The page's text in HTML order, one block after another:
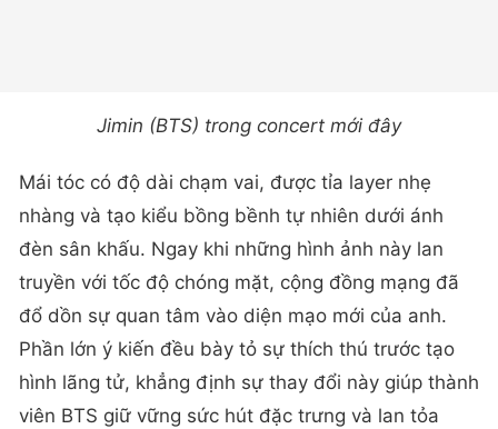
Jimin (BTS) trong concert mới đây
Mái tóc có độ dài chạm vai, được tỉa layer nhẹ
nhàng và tạo kiểu bồng bềnh tự nhiên dưới ánh
đèn sân khấu. Ngay khi những hình ảnh này lan
truyền với tốc độ chóng mặt, cộng đồng mạng đã
đổ dồn sự quan tâm vào diện mạo mới của anh.
Phần lớn ý kiến đều bày tỏ sự thích thú trước tạo
hình lãng tử, khẳng định sự thay đổi này giúp thành
viên BTS giữ vững sức hút đặc trưng và lan tỏa